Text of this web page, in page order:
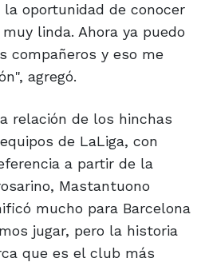
la oportunidad de conocer
linda. Ahora ya puedo
compañeros y eso me
agregó.
relación de los hinchas
de LaLiga, con
a partir de la
Mastantuono
mucho para Barcelona
jugar, pero la historia
que es el club más